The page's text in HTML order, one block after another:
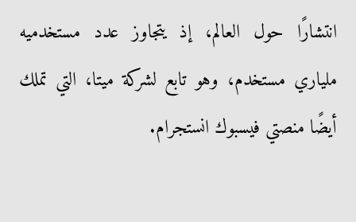
انتشارًا حول العالم، إذ يتجاوز عدد مستخدميه
ملياري مستخدم، وهو تابع لشركة ميتا، التي تملك
أيضًا منصتي فيسبوك انستجرام.